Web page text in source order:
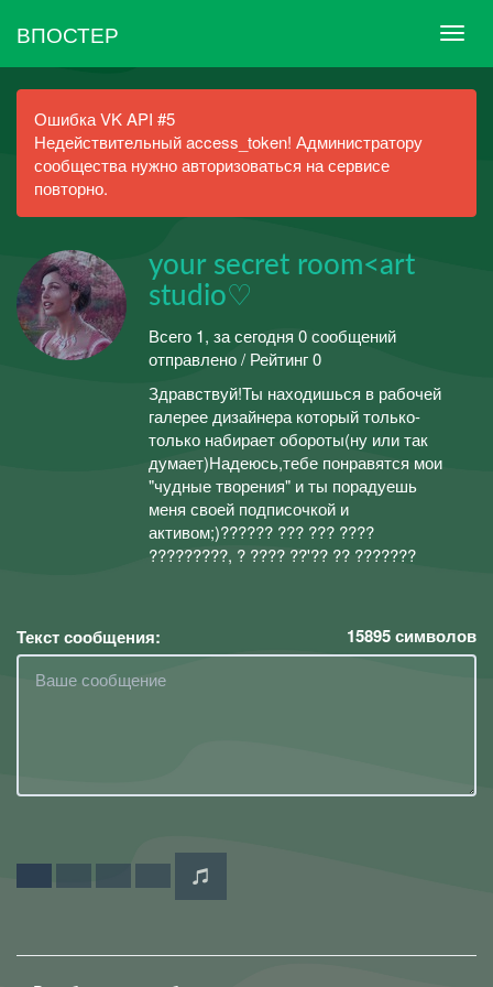
ВПОСТЕР
Ошибка VK API #5
Недействительный access_token! Администратору
сообщества нужно авторизоваться на сервисе
повторно.
your secret room<art
studio♡
Всего 1, за сегодня 0 сообщений
отправлено / Рейтинг 0
Здравствуй!Ты находишься в рабочей
галерее дизайнера который только-
только набирает обороты(ну или так
думает)Надеюсь,тебе понравятся мои
"чудные творения" и ты порадуешь
меня своей подписочкой и
активом;)?????? ??? ??? ????
?????????, ? ???? ??'?? ?? ???????
Текст сообщения: 15895символов